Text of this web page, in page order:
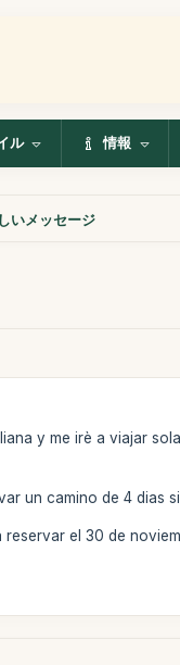
ル 情報
いメッセージ
y me irè a viajar
un camino de 4 dias
el 30 de